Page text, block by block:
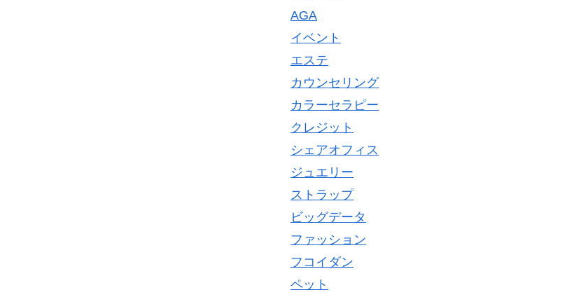
AGA
イベント
エステ
カウンセリング
カラーセラピー
クレジット
シェアオフィス
ジュエリー
ストラップ
ビッグデータ
ファッション
フコイダン
ペット